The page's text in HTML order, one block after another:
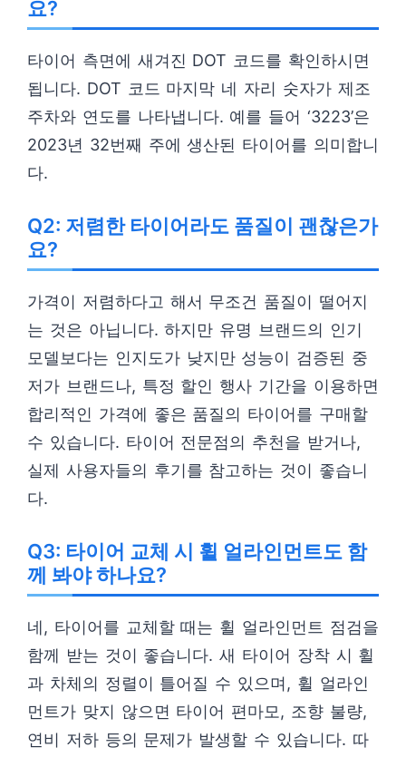
요?
타이어 측면에 새겨진 DOT 코드를 확인하시면
됩니다. DOT 코드 마지막 네 자리 숫자가 제조
주차와 연도를 나타냅니다. 예를 들어 ‘3223’은
2023년 32번째 주에 생산된 타이어를 의미합니
다.
Q2: 저렴한 타이어라도 품질이 괜찮은가
요?
가격이 저렴하다고 해서 무조건 품질이 떨어지
는 것은 아닙니다. 하지만 유명 브랜드의 인기
모델보다는 인지도가 낮지만 성능이 검증된 중
저가 브랜드나, 특정 할인 행사 기간을 이용하면
합리적인 가격에 좋은 품질의 타이어를 구매할
수 있습니다. 타이어 전문점의 추천을 받거나,
실제 사용자들의 후기를 참고하는 것이 좋습니
다.
Q3: 타이어 교체 시 휠 얼라인먼트도 함
께 봐야 하나요?
네, 타이어를 교체할 때는 휠 얼라인먼트 점검을
함께 받는 것이 좋습니다. 새 타이어 장착 시 휠
과 차체의 정렬이 틀어질 수 있으며, 휠 얼라인
먼트가 맞지 않으면 타이어 편마모, 조향 불량,
연비 저하 등의 문제가 발생할 수 있습니다. 따